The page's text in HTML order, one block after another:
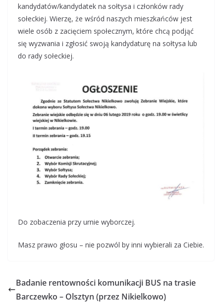
kandydatów/kandydatek na sołtysa i członków rady
sołeckiej. Wierzę, że wśród naszych mieszkańców jest
wiele osób z zacięciem społecznym, które chcą podjąć
się wyzwania i zgłosić swoją kandydaturę na sołtysa lub
do rady sołeckiej.
Do zobaczenia przy urnie wyborczej.
Masz prawo głosu – nie pozwól by inni wybierali za Ciebie.
Badanie rentowności komunikacji BUS na trasie
Barczewko – Olsztyn (przez Nikielkowo)